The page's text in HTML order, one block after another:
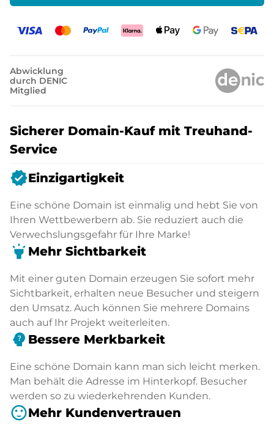
Abwicklung
durch DENIC
Mitglied
Sicherer Domain-Kauf mit Treuhand-
Service
verifiedEinzigartigkeit
Eine schöne Domain ist einmalig und hebt Sie von
Ihren Wettbewerbern ab. Sie reduziert auch die
Verwechslungsgefahr für Ihre Marke!
highlight Mehr Sichtbarkeit
Mit einer guten Domain erzeugen Sie sofort mehr
Sichtbarkeit, erhalten neue Besucher und steigern
den Umsatz. Auch können Sie mehrere Domains
auch auf Ihr Projekt weiterleiten.
psychology_alt Bessere Merkbarkeit
Eine schöne Domain kann man sich leicht merken.
Man behält die Adresse im Hinterkopf. Besucher
werden so zu wiederkehrenden Kunden.
sentiment_satisfiedMehr Kundenvertrauen